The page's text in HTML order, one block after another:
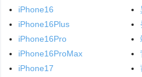
iPhone16
iPhone16Plus
iPhone16Pro
iPhone16ProMax
iPhone17